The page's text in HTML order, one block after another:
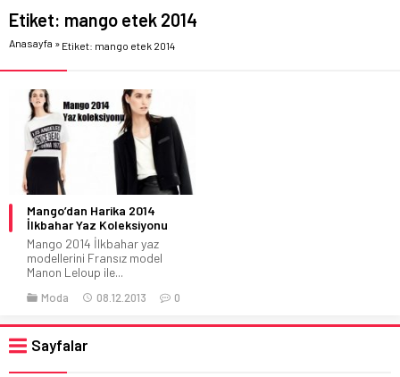
Etiket: mango etek 2014
Anasayfa » Etiket: mango etek 2014
Mango’dan Harika 2014
İlkbahar Yaz Koleksiyonu
Mango 2014 İlkbahar yaz
modellerini Fransız model
Manon Leloup ile...
Moda 08.12.2013 0
Sayfalar